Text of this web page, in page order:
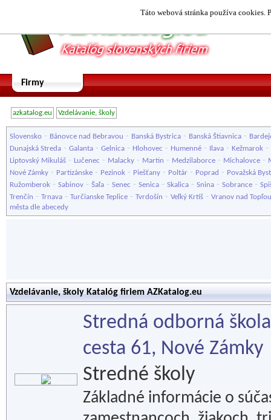
Táto webová stránka používa cookies.
Firmy
azkatalog.eu Vzdelávanie, školy
Slovensko - Bánovce nad Bebravou - Banská Bystrica - Banská Štiavnica -
Dunajská Streda - Galanta - Gelnica - Hlohovec - Humenné - Ilava - Kežmarok -
Liptovský Mikuláš - Lučenec - Malacky - Martin - Medzilaborce - Michalovce -
Nové Zámky - Partizánske - Pezinok - Piešťany - Poltár - Poprad - Považská
Ružomberok - Sabinov - Šaľa - Senec - Senica - Skalica - Snina - Sobrance -
Trenčín - Trnava - Turčianske Teplice - Tvrdošín - Veľký Krtíš - Vranov nad Topľou
města dle abecedy
Vzdelávanie, školy Katalóg firiem AZKatalog.eu
Stredná odborná
cesta 61, Nové Zámky
Stredné školy
Základné informácie o